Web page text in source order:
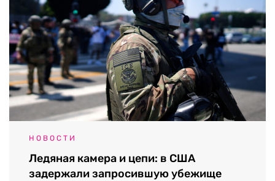
НОВОСТИ
Ледяная камера и цепи: в США
задержали запросившую убежище